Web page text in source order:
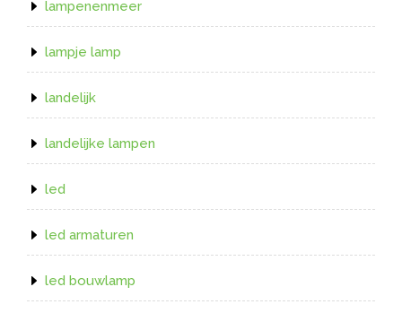
lampenenmeer
lampje lamp
landelijk
landelijke lampen
led
led armaturen
led bouwlamp